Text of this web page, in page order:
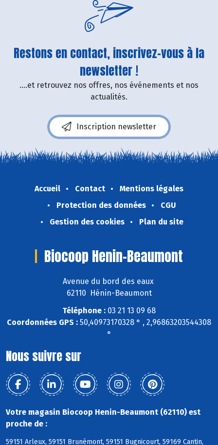
Restons en contact, inscrivez-vous à la
newsletter !
....et retrouvez nos offres, nos événements et nos
actualités.
Inscription newsletter
Accueil Contact
Mentions légales
Protection des données
CGU
Gestion des cookies
Plan du site
Biocoop Henin-Beaumont
Avenue du bord des eaux
62110 Hénin-Beaumont
Téléphone : 03 21 13 09 68
Coordonnées GPS : 50,40973170328 ° , 2,96863203544308
°
Nous suivre sur
Votre magasin Biocoop Henin-Beaumont (62110) est
proche de :
59151 Arleux, 59151 Brunémont, 59151 Bugnicourt, 59169 Cantin,